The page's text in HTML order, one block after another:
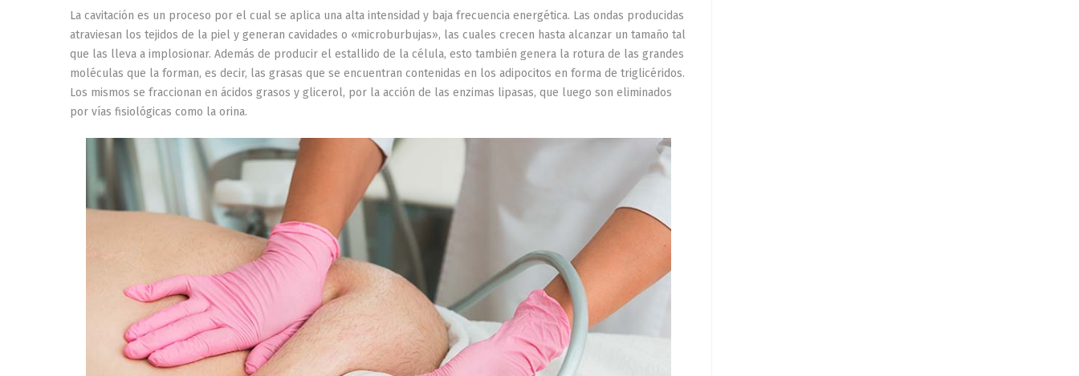
La cavitación es un proceso por el cual se aplica una alta intensidad y baja frecuencia energética. Las ondas producidas
atraviesan los tejidos de la piel y generan cavidades o «microburbujas», las cuales crecen hasta alcanzar un tamaño tal
que las lleva a implosionar. Además de producir el estallido de la célula, esto también genera la rotura de las grandes
moléculas que la forman, es decir, las grasas que se encuentran contenidas en los adipocitos en forma de triglicéridos.
Los mismos se fraccionan en ácidos grasos y glicerol, por la acción de las enzimas lipasas, que luego son eliminados
por vías fisiológicas como la orina.